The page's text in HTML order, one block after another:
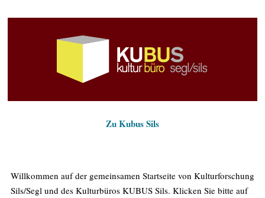
Zu Kubus Sils
Willkommen auf der gemeinsamen Startseite von Kulturforschung
Sils/Segl und des Kulturbüros KUBUS Sils. Klicken Sie bitte auf